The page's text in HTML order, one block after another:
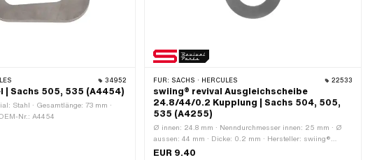
34952
| Sachs 505, 535 (A4454)
Stahl · Gesamtlänge: 73 mm ·
Nr.: A4454
FÜR: SACHS · HERCULES 22533
swiing® revival Ausgleichscheibe
24.8/44/0.2 Kupplung | Sachs 504, 505,
535 (A4255)
Ø innen: 24.8 mm · Nenndurchmesser innen: 25 mm · Ø
aussen: 44 mm · Dicke: 0.2 mm · Hersteller: swiing®
revival parts · Material: Stahl · Oberfläche: blank / geölt ·
EUR 9.40